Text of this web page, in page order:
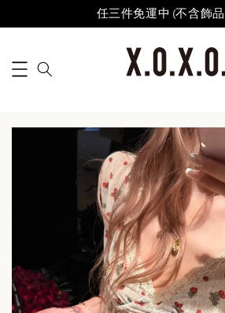
任三件免運中 (不含飾